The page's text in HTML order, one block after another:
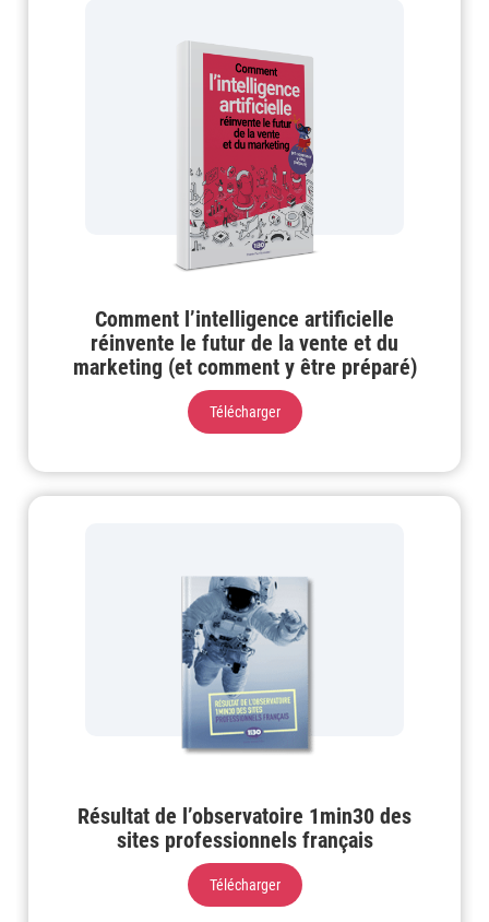
Comment l’intelligence artificielle
réinvente le futur de la vente et du
marketing (et comment y être préparé)
Télécharger
Résultat de l’observatoire 1min30 des
sites professionnels français
Télécharger